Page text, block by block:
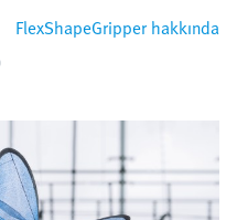
FlexShapeGripper hakkında